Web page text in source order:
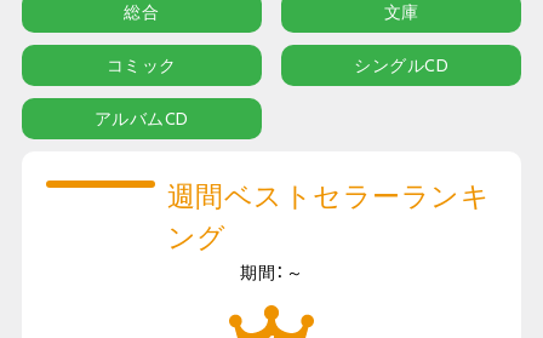
総合 文庫
コミック シングルCD
アルバムCD
週間ベストセラーランキ
ング
期間：～